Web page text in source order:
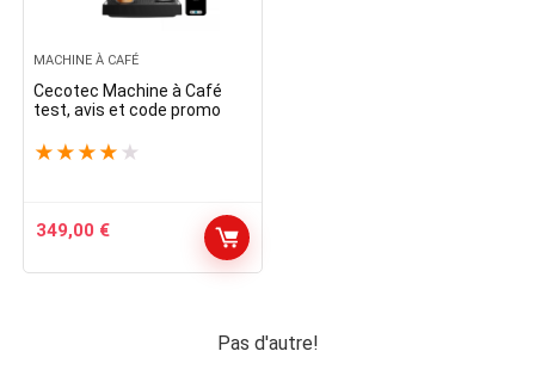
MACHINE À CAFÉ
Cecotec Machine à Café
test, avis et code promo
★ ★ ★ ★ ★
349,00 €
Pas d'autre!